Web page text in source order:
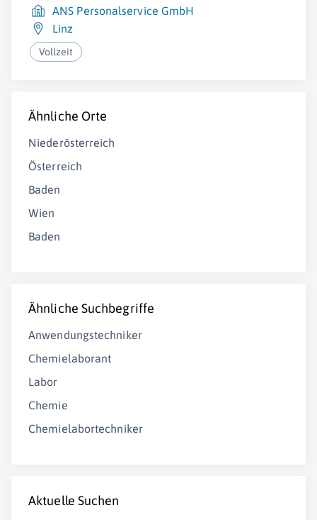
ANS Personalservice GmbH
Linz
Vollzeit
Ähnliche Orte
Niederösterreich
Österreich
Baden
Wien
Baden
Ähnliche Suchbegriffe
Anwendungstechniker
Chemielaborant
Labor
Chemie
Chemielabortechniker
Aktuelle Suchen